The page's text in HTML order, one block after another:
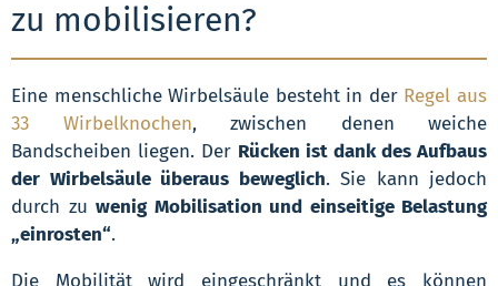
zu mobilisieren?
Eine menschliche Wirbelsäule besteht in der Regel aus
33 Wirbelknochen, zwischen denen weiche
Bandscheiben liegen. Der Rücken ist dank des Aufbaus
der Wirbelsäule überaus beweglich. Sie kann jedoch
durch zu wenig Mobilisation und einseitige Belastung
„einrosten“.